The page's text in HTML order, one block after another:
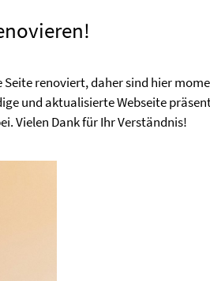
renoviert, daher sind hier
und aktualisierte Webseite
Vielen Dank für Ihr Verständnis!